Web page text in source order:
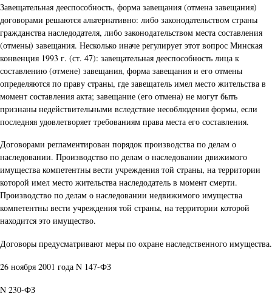
Завещательная дееспособность, форма завещания (отмена завещания)
договорами решаются альтернативно: либо законодательством страны
гражданства наследодателя, либо законодательством места составления
(отмены) завещания. Несколько иначе регулирует этот вопрос Минская
конвенция 1993 г. (ст. 47): завещательная дееспособность лица к
составлению (отмене) завещания, форма завещания и его отмены
определяются по праву страны, где завещатель имел место жительства в
момент составления акта; завещание (его отмена) не могут быть
признаны недействительными вследствие несоблюдения формы, если
последняя удовлетворяет требованиям права места его составления.
Договорами регламентирован порядок производства по делам о
наследовании. Производство по делам о наследовании движимого
имущества компетентны вести учреждения той страны, на территории
которой имел место жительства наследодатель в момент смерти.
Производство по делам о наследовании недвижимого имущества
компетентны вести учреждения той страны, на территории которой
находится это имущество.
Договоры предусматривают меры по охране наследственного имущества.
26 ноября 2001 года N 147-ФЗ
N 230-ФЗ